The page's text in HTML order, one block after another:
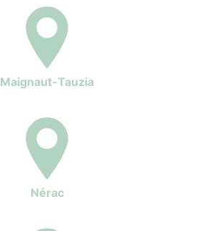
Maignaut-Tauzia
Nérac